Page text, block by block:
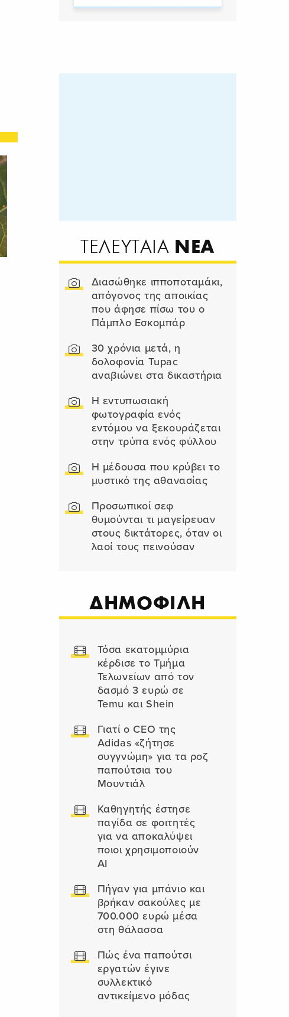
ΤΕΛΕΥΤΑΙΑ ΝΕΑ
Διασώθηκε ιπποποταμάκι,
απόγονος της αποικίας
που άφησε πίσω του ο
Πάμπλο Εσκομπάρ
30 χρόνια μετά, η
δολοφονία Tupac
αναβιώνει στα δικαστήρια
Η εντυπωσιακή
φωτογραφία ενός
εντόμου να ξεκουράζεται
στην τρύπα ενός φύλλου
Η μέδουσα που κρύβει το
μυστικό της αθανασίας
Προσωπικοί σεφ
θυμούνται τι μαγείρευαν
στους δικτάτορες, όταν οι
λαοί τους πεινούσαν
ΔΗΜΟΦΙΛΗ
Τόσα εκατομμύρια
κέρδισε το Τμήμα
Τελωνείων από τον
δασμό 3 ευρώ σε
Temu και Shein
Γιατί ο CEO της
Adidas «ζήτησε
συγγνώμη» για τα ροζ
παπούτσια του
Μουντιάλ
Καθηγητής έστησε
παγίδα σε φοιτητές
για να αποκαλύψει
ποιοι χρησιμοποιούν
AI
Πήγαν για μπάνιο και
βρήκαν σακούλες με
700.000 ευρώ μέσα
στη θάλασσα
Πώς ένα παπούτσι
εργατών έγινε
συλλεκτικό
αντικείμενο μόδας